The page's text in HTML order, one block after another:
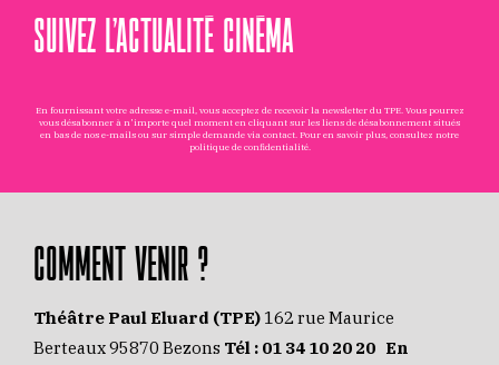
SUIVEZ L’ACTUALITÉ CINÉMA
En fournissant votre adresse e-mail, vous acceptez de recevoir la newsletter du TPE. Vous pourrez
vous désabonner à n'importe quel moment en cliquant sur les liens de désabonnement situés
en bas de nos e-mails ou sur simple demande via contact. Pour en savoir plus, consultez notre
politique de confidentialité.
COMMENT VENIR ?
Théâtre Paul Eluard (TPE) 162 rue Maurice
Berteaux 95870 Bezons Tél : 01 34 10 20 20 En